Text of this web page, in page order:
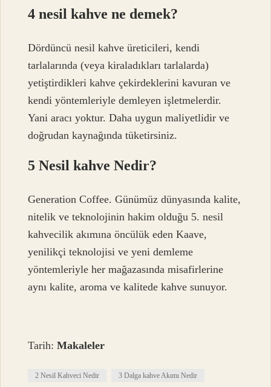
4 nesil kahve ne demek?
Dördüncü nesil kahve üreticileri, kendi
tarlalarında (veya kiraladıkları tarlalarda)
yetiştirdikleri kahve çekirdeklerini kavuran ve
kendi yöntemleriyle demleyen işletmelerdir.
Yani aracı yoktur. Daha uygun maliyetlidir ve
doğrudan kaynağında tüketirsiniz.
5 Nesil kahve Nedir?
Generation Coffee. Günümüz dünyasında kalite,
nitelik ve teknolojinin hakim olduğu 5. nesil
kahvecilik akımına öncülük eden Kaave,
yenilikçi teknolojisi ve yeni demleme
yöntemleriyle her mağazasında misafirlerine
aynı kalite, aroma ve kalitede kahve sunuyor.
Tarih:Makaleler
2 Nesil Kahveci Nedir 3 Dalga kahve Akımı Nedir